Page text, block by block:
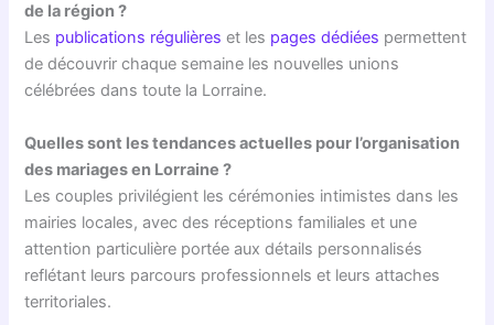
de la région ?
Les publications régulières et les pages dédiées permettent
de découvrir chaque semaine les nouvelles unions
célébrées dans toute la Lorraine.
Quelles sont les tendances actuelles pour l’organisation
des mariages en Lorraine ?
Les couples privilégient les cérémonies intimistes dans les
mairies locales, avec des réceptions familiales et une
attention particulière portée aux détails personnalisés
reflétant leurs parcours professionnels et leurs attaches
territoriales.